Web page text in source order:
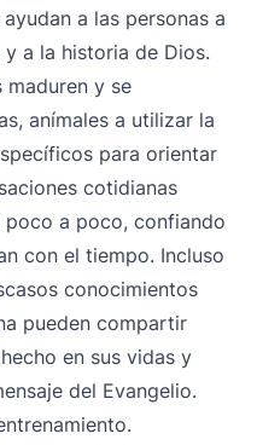
a las personas a
a la historia de Dios.
y se
anímales a utilizar la
para orientar
cotidianas
poco a poco, confiando
con el tiempo. Incluso
conocimientos
pueden compartir
en sus vidas y
del Evangelio.